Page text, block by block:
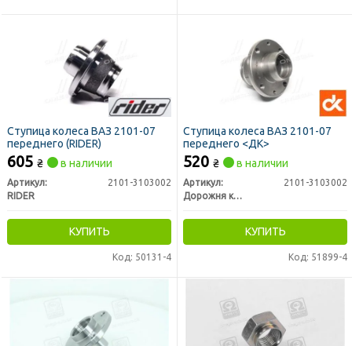
Ступица колеса ВАЗ 2101-07
переднего (RIDER)
605 ₴ в наличии
Артикул:
2101-3103002
RIDER
КУПИТЬ
Код: 50131-4
Ступица колеса ВАЗ 2101-07
переднего <ДК>
520 ₴ в наличии
Артикул:
2101-3103002
Дорожня карта
КУПИТЬ
Код: 51899-4